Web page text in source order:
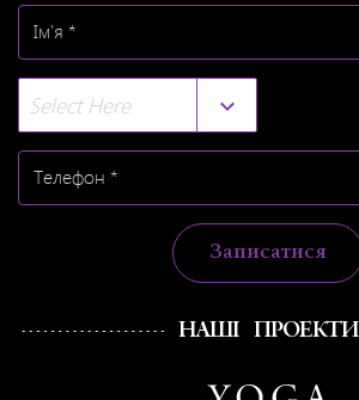
Select Here
Записатися
НАШІ ПРОЕКТИ